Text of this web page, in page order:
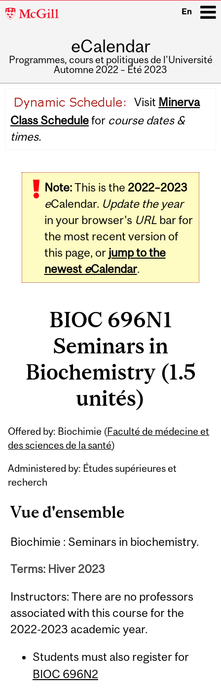
McGill
En
eCalendar
Programmes, cours et politiques de l'Université
Automne 2022 – Été 2023
navigation
Visit Minerva
Class Schedulefor course dates &
times.
Note:This is the 2022–2023
eCalendar. Update the year
in your browser's URLbar for
the most recent version of
this page, or jump to the
newest eCalendar.
BIOC 696N1
Seminars in
Biochemistry (1.5
unités)
Offered by: Biochimie (Faculté de médecine et
des sciences de la santé)
Administered by: Études supérieures et
recherch
Vue d'ensemble
Biochimie : Seminars in biochemistry.
Terms: Hiver 2023
Instructors: There are no professors
associated with this course for the
2022-2023 academic year.
Students must also register for
BIOC 696N2
Related
Content